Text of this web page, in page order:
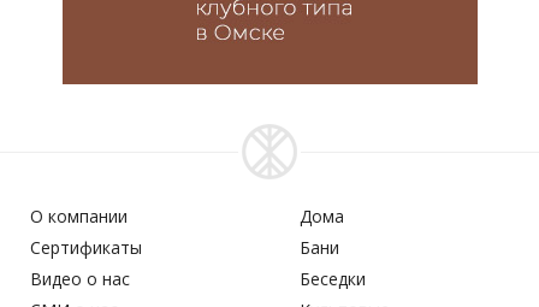
О компании
Сертификаты
Видео о нас
Дома
Бани
Беседки